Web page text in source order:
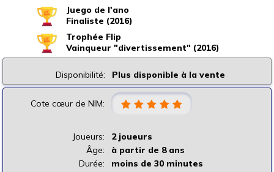
Juego de l'ano
Finaliste (2016)
Trophée Flip
Vainqueur "divertissement" (2016)
Disponibilité: Plus disponible à la vente
Cote cœur de NIM:
Joueurs:
2 joueurs
Âge:
à partir de 8 ans
Durée:
moins de 30 minutes